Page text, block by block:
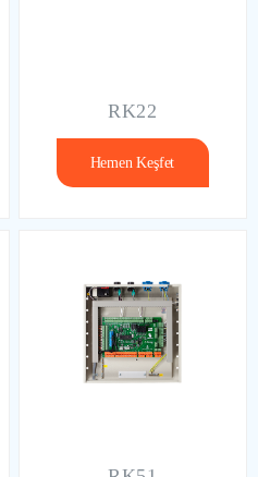
RK22
Hemen Keşfet